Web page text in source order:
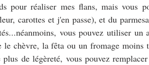
pour réaliser mes flans, mais vous
carottes et j'en passe), et du
vous pouvez utiliser
le chèvre, la fêta ou un fromage
plus de légèreté, vous pouvez